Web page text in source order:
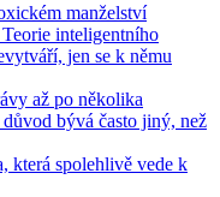
manželství
inteligentního
jen se k němu
až po několika
bývá často jiný, než
která spolehlivě vede k